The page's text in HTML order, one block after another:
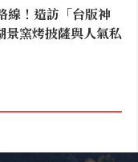
線！造訪「台版神
景窯烤披薩與人氣私